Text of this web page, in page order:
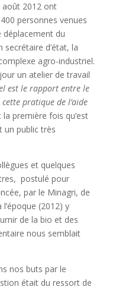
août 2012 ont
personnes venues
du
d’état, la
agro-industriel.
un atelier de travail
est le rapport entre le
pratique de l’aide
première fois qu’est
un public très
et quelques
postulé pour
par le Minagri, de
l’époque (2012) y
de la bio et des
nous semblait
nos buts par le
était du ressort de